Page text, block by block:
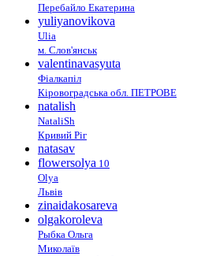
Перебайло Екатерина
yuliyanovikova
Ulia
м. Слов'янськ
valentinavasyuta
Фіалкапіл
Кіровоградська обл. ПЕТРОВЕ
natalish
NataliSh
Кривий Ріг
natasav
flowersolya 10
Olya
Львів
zinaidakosareva
olgakoroleva
Рыбка Ольга
Миколаїв